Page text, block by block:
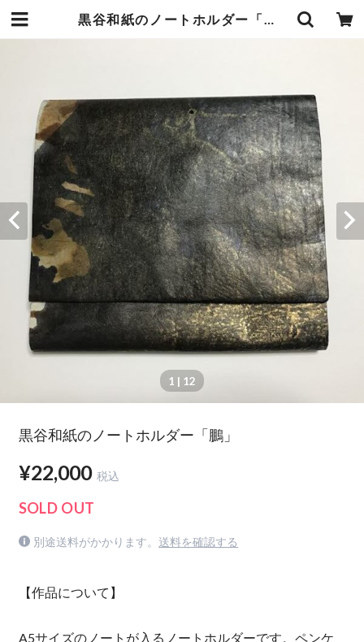
黒谷和紙のノートホルダー「鵬」 | 暮らしの中の和紙のかたち
1 | 12
黒谷和紙のノートホルダー「鵬」
¥22,000 税込
SOLD OUT
別途送料がかかります。 送料を確認する
【作品について】
A5サイズのノートが入るノートホルダーです。ペンケ